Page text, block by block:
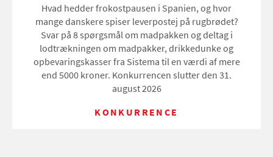
Hvad hedder frokostpausen i Spanien, og hvor
mange danskere spiser leverpostej på rugbrødet?
Svar på 8 spørgsmål om madpakken og deltag i
lodtrækningen om madpakker, drikkedunke og
opbevaringskasser fra Sistema til en værdi af mere
end 5000 kroner. Konkurrencen slutter den 31.
august 2026
KONKURRENCE